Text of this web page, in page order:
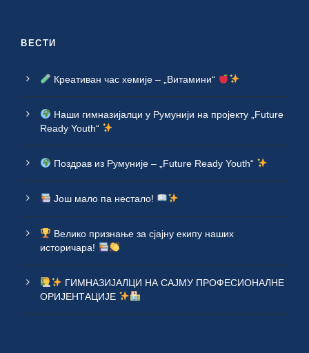
ВЕСТИ
Креативан час хемије – „Витамини“
Наши гимназијалци у Румунији на пројекту „Future
Ready Youth“
Поздрав из Румуније – „Future Ready Youth“
Још мало па нестало!
Велико признање за сјајну екипу наших
историчара!
ГИМНАЗИЈАЛЦИ НА САЈМУ ПРОФЕСИОНАЛНЕ
ОРИЈЕНТАЦИЈЕ